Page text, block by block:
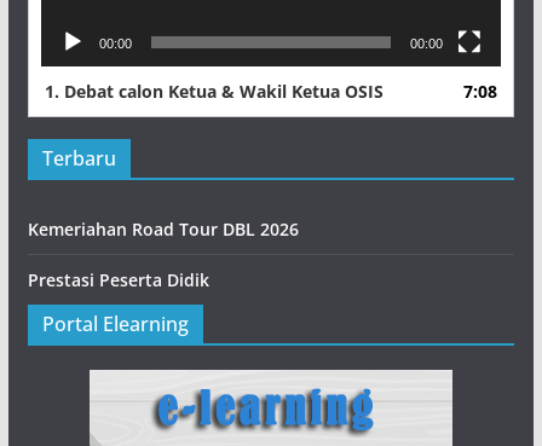
00:00 00:00
1. Debat calon Ketua & Wakil Ketua OSIS 7:08
Terbaru
Kemeriahan Road Tour DBL 2026
Prestasi Peserta Didik
Portal Elearning